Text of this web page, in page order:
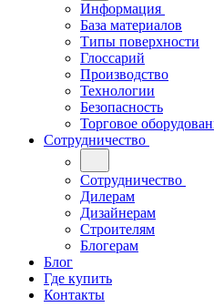
Информация
База материалов
Типы поверхности
Глоссарий
Производство
Технологии
Безопасность
Торговое
Сотрудничество
Сотрудничество
Дилерам
Дизайнерам
Строителям
Блогерам
Блог
Где купить
Контакты